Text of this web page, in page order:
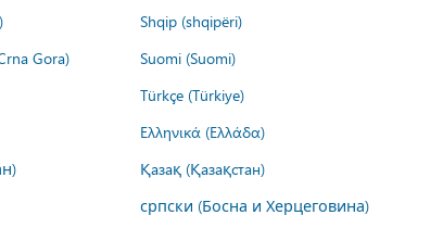
Shqip (shqipëri)
Gora) Suomi (Suomi)
Türkçe (Türkiye)
Ελληνικά (Ελλάδα)
Қазақ (Қазақстан)
српски (Босна и Херцеговина)